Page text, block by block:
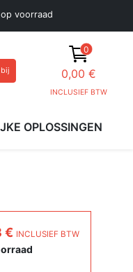
voorraad
0
0,00 €
INCLUSIEF BTW
OPLOSSINGEN
€ INCLUSIEF BTW